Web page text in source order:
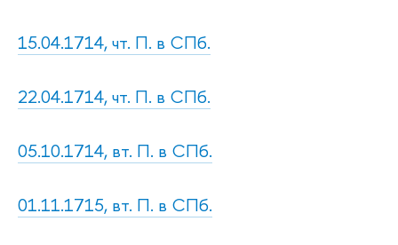
15.04.1714, чт. П. в СПб.
22.04.1714, чт. П. в СПб.
05.10.1714, вт. П. в СПб.
01.11.1715, вт. П. в СПб.